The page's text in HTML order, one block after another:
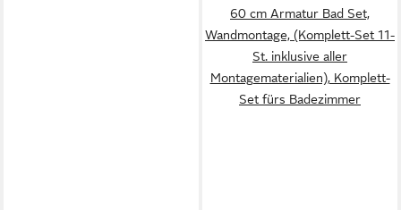
60 cm Armatur Bad Set,
Wandmontage, (Komplett-Set 11-
St. inklusive aller
Montagematerialien), Komplett-
Set fürs Badezimmer